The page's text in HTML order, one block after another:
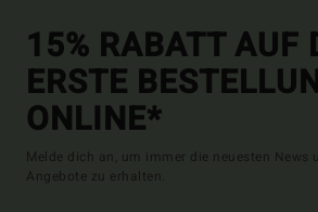
15% RABATT AUF
ERSTE
ONLINE*
Melde dich an, um immer die neuesten News
Angebote zu erhalten.